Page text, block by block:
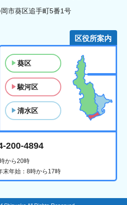
市葵区追手町5番1号
区役所案内
葵区
駿河区
清水区
200-4894
から20時
末年始：8時から17時